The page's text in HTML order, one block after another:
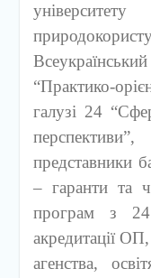
“Практико-
галузі 24
представники
– гаранти та
програм з 24
акредитації
агенства,